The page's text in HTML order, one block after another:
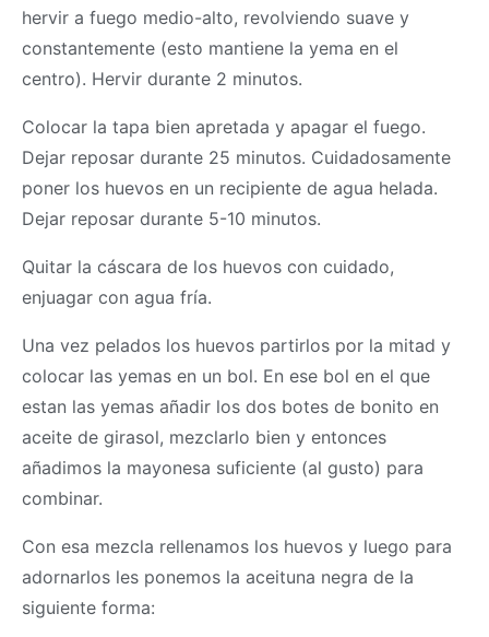
hervir a fuego medio-alto, revolviendo suave y
constantemente (esto mantiene la yema en el
centro). Hervir durante 2 minutos.
Colocar la tapa bien apretada y apagar el fuego.
Dejar reposar durante 25 minutos. Cuidadosamente
poner los huevos en un recipiente de agua helada.
Dejar reposar durante 5-10 minutos.
Quitar la cáscara de los huevos con cuidado,
enjuagar con agua fría.
Una vez pelados los huevos partirlos por la mitad y
colocar las yemas en un bol. En ese bol en el que
estan las yemas añadir los dos botes de bonito en
aceite de girasol, mezclarlo bien y entonces
añadimos la mayonesa suficiente (al gusto) para
combinar.
Con esa mezcla rellenamos los huevos y luego para
adornarlos les ponemos la aceituna negra de la
siguiente forma: